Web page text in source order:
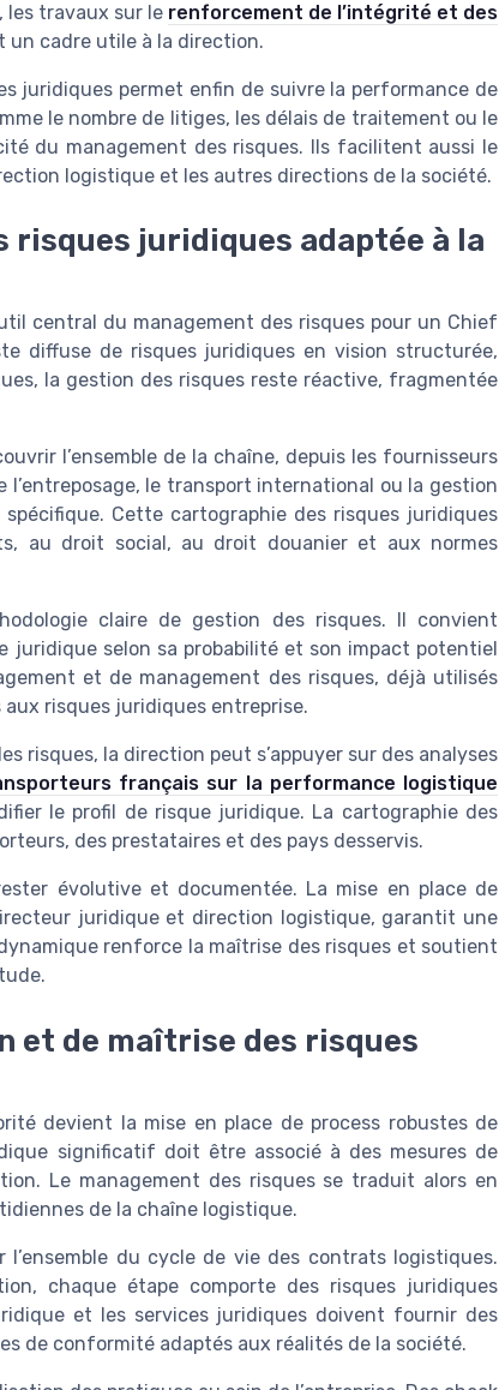
les travaux sur le renforcement de l’intégrité et des
un cadre utile à la direction.
juridiques permet enfin de suivre la performance de
le nombre de litiges, les délais de traitement ou le
du management des risques. Ils facilitent aussi le
logistique et les autres directions de la société.
risques juridiques adaptée à la
central du management des risques pour un Chief
diffuse de risques juridiques en vision structurée,
la gestion des risques reste réactive, fragmentée
l’ensemble de la chaîne, depuis les fournisseurs
l’entreposage, le transport international ou la gestion
Cette cartographie des risques juridiques
au droit social, au droit douanier et aux normes
claire de gestion des risques. Il convient
juridique selon sa probabilité et son impact potentiel
et de management des risques, déjà utilisés
risques juridiques entreprise.
risques, la direction peut s’appuyer sur des analyses
français sur la performance logistique
le profil de risque juridique. La cartographie des
des prestataires et des pays desservis.
évolutive et documentée. La mise en place de
juridique et direction logistique, garantit une
renforce la maîtrise des risques et soutient
et de maîtrise des risques
devient la mise en place de process robustes de
significatif doit être associé à des mesures de
Le management des risques se traduit alors en
de la chaîne logistique.
du cycle de vie des contrats logistiques.
chaque étape comporte des risques juridiques
et les services juridiques doivent fournir des
de conformité adaptés aux réalités de la société.